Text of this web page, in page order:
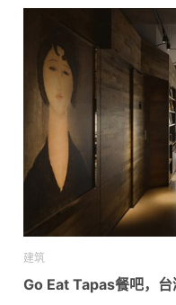
建筑
Go Eat Tapas餐吧，